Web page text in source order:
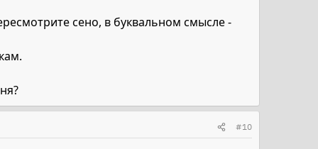
сено, в буквальном смысле -
#10